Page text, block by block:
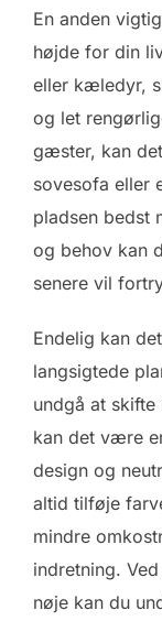
En anden
højde for din
eller kæledyr,
og let
gæster, kan
sovesofa eller
pladsen bedst
og behov kan
senere vil
Endelig kan
langsigtede
undgå at
kan det være
design og
altid tilføje
mindre
indretning.
nøje kan du